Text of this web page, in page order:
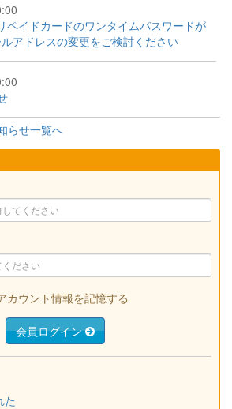
ペイドカードのワンタイムパスワードが
アドレスの変更をご検討ください
らせ一覧へ
カウント情報を記憶する
会員ログイン
た